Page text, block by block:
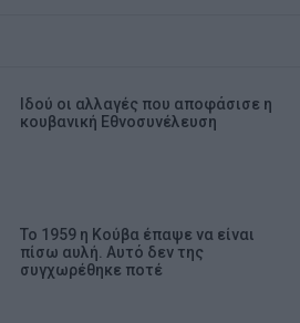
Ιδού οι αλλαγές που αποφάσισε η
κουβανική Εθνοσυνέλευση
Το 1959 η Κούβα έπαψε να είναι
πίσω αυλή. Αυτό δεν της
συγχωρέθηκε ποτέ